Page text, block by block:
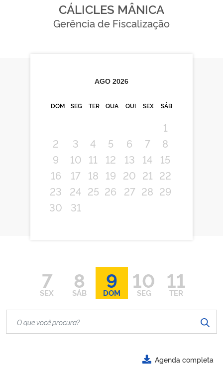
CÁLICLES MÂNICA
Gerência de Fiscalização
AGO 2026
DOM SEG TER QUA QUI SEX SÁB
1
2
3 4 5 6 7
8
9
10 11 12 13 14
15
16
17 18 19 20 21
22
23
24 25 26 27 28 29
30
31
7
SEX
8
SÁB
9
DOM
10
SEG
11
TER
Agenda completa